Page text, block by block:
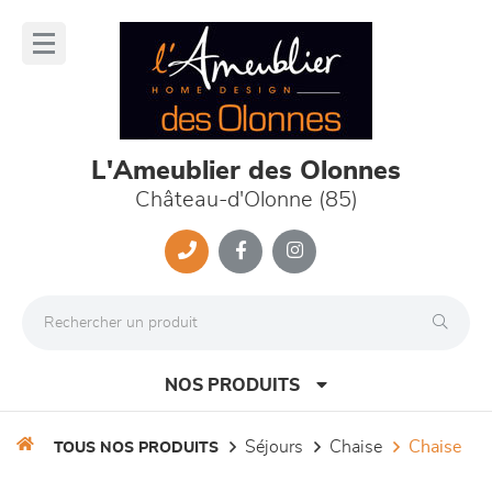
L'Ameublier des Olonnes
Château-d'Olonne (85)
NOS PRODUITS
TOUS NOS PRODUITS séjours chaise chaise